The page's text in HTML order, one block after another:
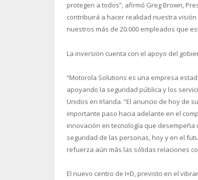
protegen a todos”, afirmó Greg Brown,
contribuirá a hacer realidad nuestra
nuestros más de 20.000 empleados que
La inversión cuenta con el apoyo del
“Motorola Solutions es una empresa
apoyando la seguridad pública y los
Unidos en Irlanda. “El anuncio de hoy de
importante paso hacia adelante en el
innovación en tecnología que
seguridad de las personas, hoy y en el
refuerza aún más las sólidas relaciones
El nuevo centro de I+D, previsto en el